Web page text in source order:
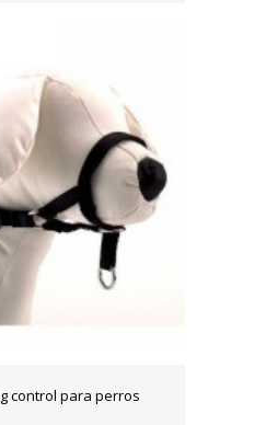
control para perros